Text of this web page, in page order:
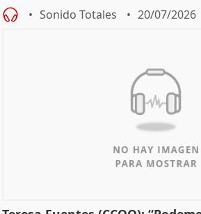
Sonido Totales 20/07/2026